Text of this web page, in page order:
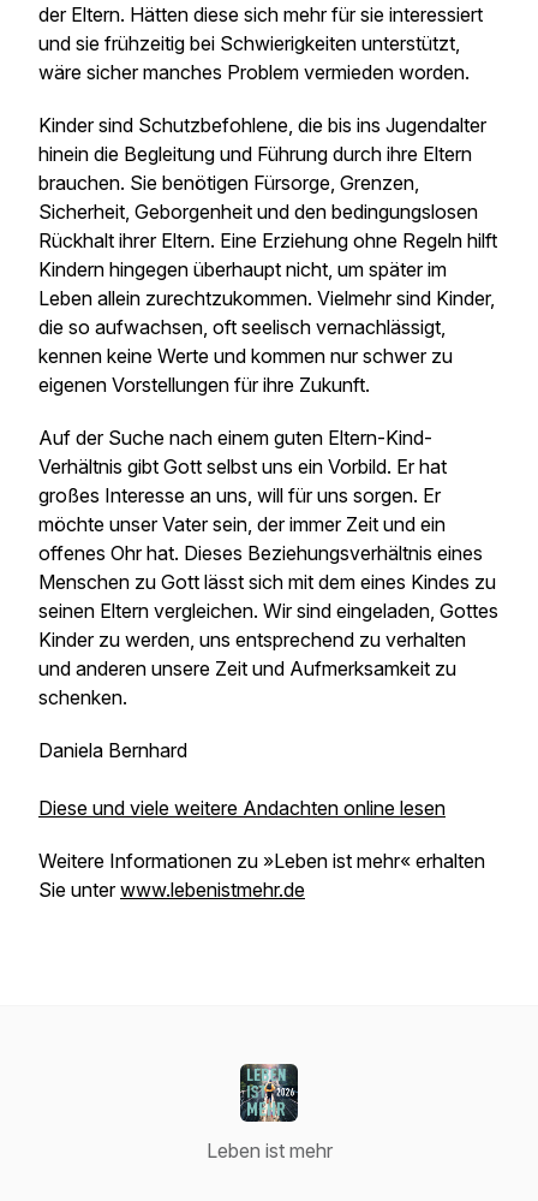
der Eltern. Hätten diese sich mehr für sie interessiert
und sie frühzeitig bei Schwierigkeiten unterstützt,
wäre sicher manches Problem vermieden worden.
Kinder sind Schutzbefohlene, die bis ins Jugendalter
hinein die Begleitung und Führung durch ihre Eltern
brauchen. Sie benötigen Fürsorge, Grenzen,
Sicherheit, Geborgenheit und den bedingungslosen
Rückhalt ihrer Eltern. Eine Erziehung ohne Regeln hilft
Kindern hingegen überhaupt nicht, um später im
Leben allein zurechtzukommen. Vielmehr sind Kinder,
die so aufwachsen, oft seelisch vernachlässigt,
kennen keine Werte und kommen nur schwer zu
eigenen Vorstellungen für ihre Zukunft.
Auf der Suche nach einem guten Eltern-Kind-
Verhältnis gibt Gott selbst uns ein Vorbild. Er hat
großes Interesse an uns, will für uns sorgen. Er
möchte unser Vater sein, der immer Zeit und ein
offenes Ohr hat. Dieses Beziehungsverhältnis eines
Menschen zu Gott lässt sich mit dem eines Kindes zu
seinen Eltern vergleichen. Wir sind eingeladen, Gottes
Kinder zu werden, uns entsprechend zu verhalten
und anderen unsere Zeit und Aufmerksamkeit zu
schenken.
Daniela Bernhard
Diese und viele weitere Andachten online lesen
Weitere Informationen zu »Leben ist mehr« erhalten
Sie unterwww.lebenistmehr.de
Leben ist mehr